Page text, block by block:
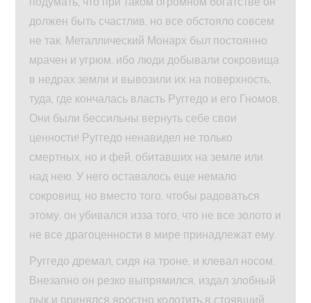
должен быть счастлив, но все обстояло совсем
не так. Металлический Монарх был постоянно
мрачен и угрюм, ибо люди добывали сокровища
в недрах земли и вывозили их на поверхность,
туда, где кончалась власть Руггедо и его Гномов.
Они были бессильны вернуть себе свои
ценности! Руггедо ненавидел не только
смертных, но и фей, обитавших на земле или
над нею. У него оставалось еще немало
сокровищ, но вместо того, чтобы радоваться
этому, он убивался изза того, что не все золото и
не все драгоценности в мире принадлежат ему.
Руггедо дремал, сидя на троне, и клевал носом.
Внезапно он резко выпрямился, издал злобный
рык и принялся яростно колотить в стоявший